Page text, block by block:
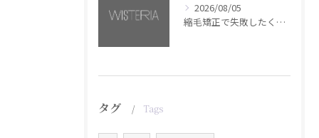
2026/08/05
縮毛矯正で失敗したくない方へ【銀座・美容室WISTERIA】
タグ Tags